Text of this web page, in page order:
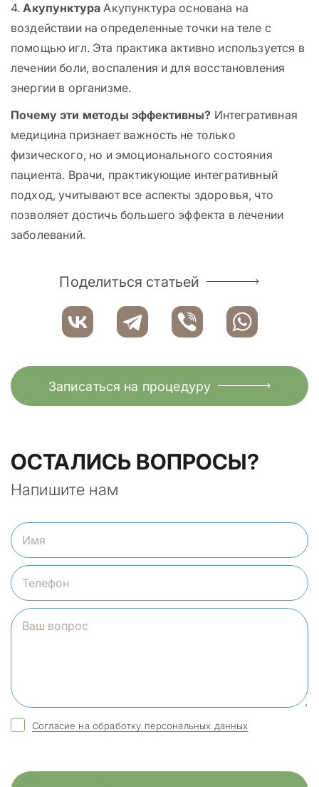
4.АкупунктураАкупунктура основана на
воздействии на определенные точки на теле с
помощью игл. Эта практика активно используется в
лечении боли, воспаления и для восстановления
энергии в организме.
Почему эти методы эффективны? Интегративная
медицина признает важность не только
физического, но и эмоционального состояния
пациента. Врачи, практикующие интегративный
подход, учитывают все аспекты здоровья, что
позволяет достичь большего эффекта в лечении
заболеваний.
Поделиться статьей
Записаться на процедуру
ОСТАЛИСЬ ВОПРОСЫ?
Напишите нам
Согласие на обработку персональных данных